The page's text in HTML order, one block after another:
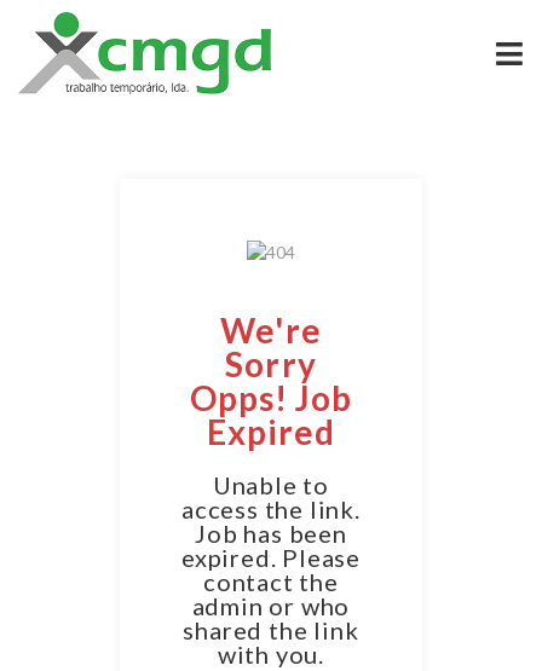
We're
Sorry
Opps! Job
Expired
Unable to
access the link.
Job has been
expired. Please
contact the
admin or who
shared the link
with you.